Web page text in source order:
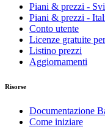
Piani & prezzi -
Piani & prezzi -
Conto utente
Licenze gratuite
Listino prezzi
Aggiornamenti
Risorse
Documentazione
Come iniziare